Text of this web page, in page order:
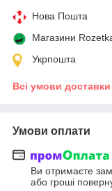
Нова Пошта
Магазини
Укрпошта
Всі умови доставки
Умови оплати
Ви отримаєте
або гроші